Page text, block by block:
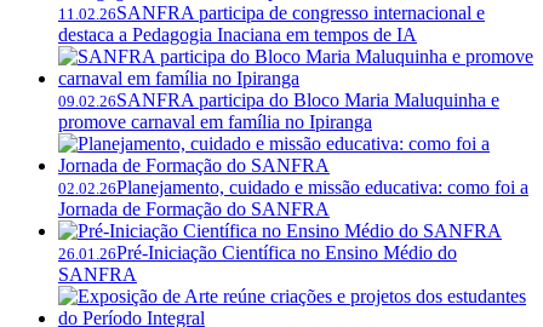
11.02.26SANFRA participa de congresso internacional e
destaca a Pedagogia Inaciana em tempos de IA
09.02.26SANFRA participa do Bloco Maria Maluquinha e
promove carnaval em família no Ipiranga
02.02.26Planejamento, cuidado e missão educativa: como foi a
Jornada de Formação do SANFRA
26.01.26Pré-Iniciação Científica no Ensino Médio do
SANFRA